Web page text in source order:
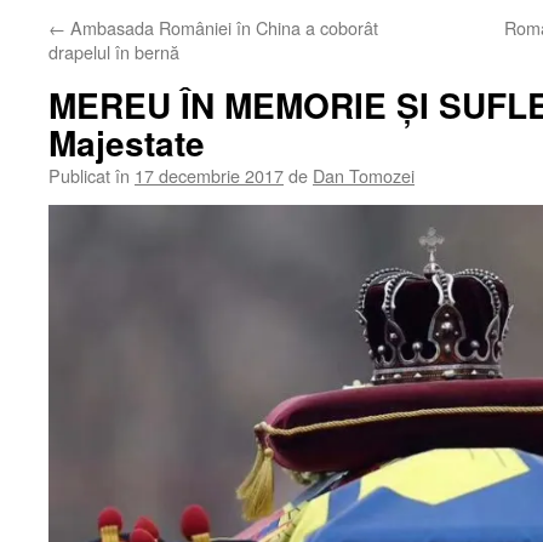
← Ambasada României în China a coborât
drapelul în bernă
MEREU ÎN MEMORIE ȘI
Majestate
Publicat în 17 decembrie 2017de Dan Tomozei